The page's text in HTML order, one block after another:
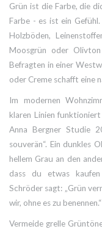
Grün ist die Farbe, die
Farbe - es ist ein
Holzböden,
Moosgrün oder
Befragten in einer
oder Creme schafft eine
Im modernen
klaren Linien
Anna Bergner Studie
souverän“. Ein dunkles
hellem Grau an den
dass du etwas
Schröder sagt: „Grün
wir, ohne es zu benennen.“
Vermeide grelle